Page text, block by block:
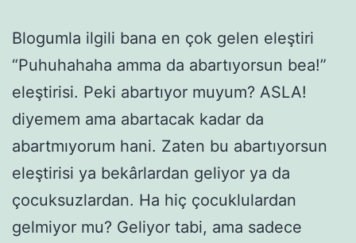
Blogumla ilgili bana en çok gelen eleştiri
“Puhuhahaha amma da abartıyorsun bea!”
eleştirisi. Peki abartıyor muyum? ASLA!
diyemem ama abartacak kadar da
abartmıyorum hani. Zaten bu abartıyorsun
eleştirisi ya bekârlardan geliyor ya da
çocuksuzlardan. Ha hiç çocuklulardan
gelmiyor mu? Geliyor tabi, ama sadece